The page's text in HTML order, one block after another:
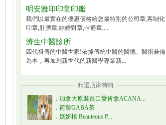
明安雅印印章印鑑
我們以最實在的優惠價格給您最特別的公司章,客制化
印章,肚臍章,結婚對章,卡通章,...
濟生中醫診所
四代祖傳的中醫世家!依據傳統中醫的醫德、醫術兼備
為本，再加創新世代的新醫學專業新...
精選店家特輯
． 加拿大原裝進口愛肯拿ACANA...
． 荷葉GABA茶
． 媄妍植 Beauteous P...